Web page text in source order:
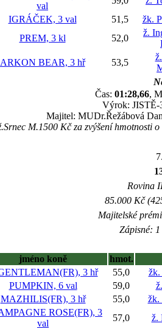
val
IGRÁČEK, 3 val 51,5
žk.
PREM, 3 kl 52,0
ž.
ARKON BEAR, 3 hř 53,5
Čas: 01:28,66,
Výrok: JISTĚ-
Majitel: MUDr.Řežábová
M.1500 Kč za zvýšení
Rovina
85.000 Kč
Majitelské
Zápisné:
jméno koně
hmot.
3 hř 55,0
žk.
PUMPKIN, 6 val 59,0
MAZHILIS(FR), 3 hř 55,0
žk.
ROSE(FR), 3
val
57,0
ž.